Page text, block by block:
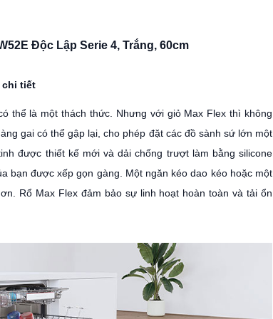
Độc Lập Serie 4, Trắng, 60cm
chi tiết
thể là một thách thức. Nhưng với giỏ Max Flex thì không
gai có thể gập lại, cho phép đặt các đồ sành sứ lớn một
được thiết kế mới và dải chống trượt làm bằng silicone
bạn được xếp gọn gàng. Một ngăn kéo dao kéo hoặc một
Rổ Max Flex đảm bảo sự linh hoạt hoàn toàn và tải ổn